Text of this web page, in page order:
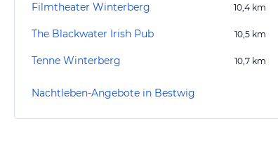
Filmtheater Winterberg 10,4 km
The Blackwater Irish Pub 10,5 km
Tenne Winterberg 10,7 km
Nachtleben-Angebote in Bestwig